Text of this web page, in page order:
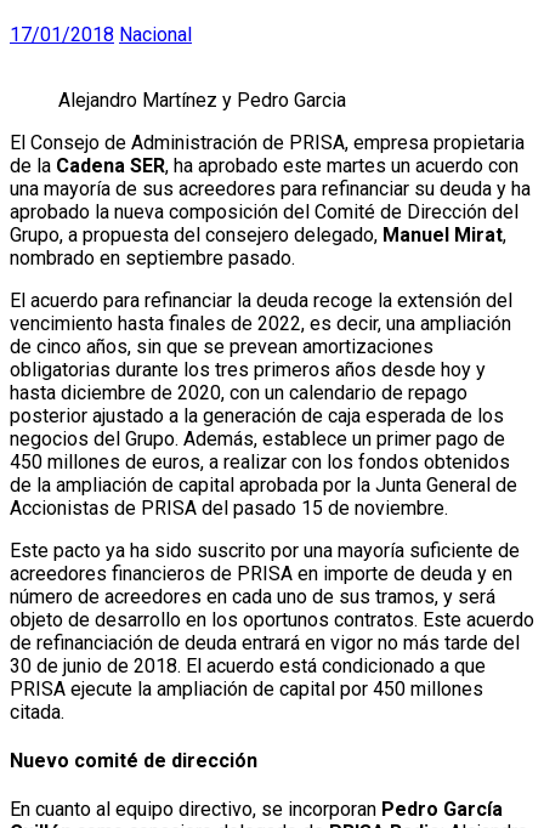
17/01/2018 Nacional
Alejandro Martínez y Pedro Garcia
El Consejo de Administración de PRISA, empresa propietaria
de la Cadena SER, ha aprobado este martes un acuerdo con
una mayoría de sus acreedores para refinanciar su deuda y ha
aprobado la nueva composición del Comité de Dirección del
Grupo, a propuesta del consejero delegado, Manuel Mirat,
nombrado en septiembre pasado.
El acuerdo para refinanciar la deuda recoge la extensión del
vencimiento hasta finales de 2022, es decir, una ampliación
de cinco años, sin que se prevean amortizaciones
obligatorias durante los tres primeros años desde hoy y
hasta diciembre de 2020, con un calendario de repago
posterior ajustado a la generación de caja esperada de los
negocios del Grupo. Además, establece un primer pago de
450 millones de euros, a realizar con los fondos obtenidos
de la ampliación de capital aprobada por la Junta General de
Accionistas de PRISA del pasado 15 de noviembre.
Este pacto ya ha sido suscrito por una mayoría suficiente de
acreedores financieros de PRISA en importe de deuda y en
número de acreedores en cada uno de sus tramos, y será
objeto de desarrollo en los oportunos contratos. Este acuerdo
de refinanciación de deuda entrará en vigor no más tarde del
30 de junio de 2018. El acuerdo está condicionado a que
PRISA ejecute la ampliación de capital por 450 millones
citada.
Nuevo comité de dirección
En cuanto al equipo directivo, se incorporan Pedro García